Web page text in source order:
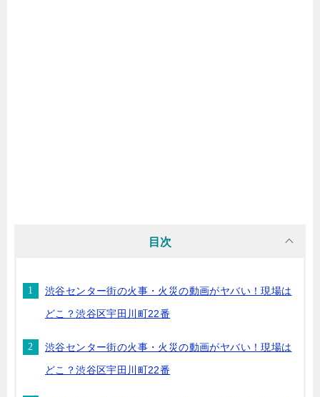
目次
渋谷センター街の火事・火災の動画がヤバい！現場は
どこ？渋谷区宇田川町22番
渋谷センター街の火事・火災の動画がヤバい！現場は
どこ？渋谷区宇田川町22番